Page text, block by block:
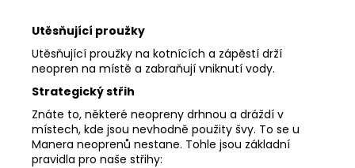
Utěsňující proužky
Utěsňující proužky na kotnících a zápěstí drží
neopren na místě a zabraňují vniknutí vody.
Strategický střih
Znáte to, některé neopreny drhnou a dráždí v
místech, kde jsou nevhodně použity švy. To se u
Manera neoprenů nestane. Tohle jsou základní
pravidla pro naše střihy: